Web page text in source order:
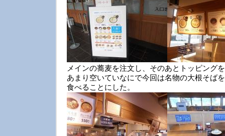
メインの蕎麦を注文し、そのあとトッピング
あまり空いていなにで今回は名物の大根そば
食べることにした。